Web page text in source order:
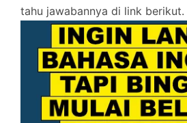
tahu jawabannya di link berikut.